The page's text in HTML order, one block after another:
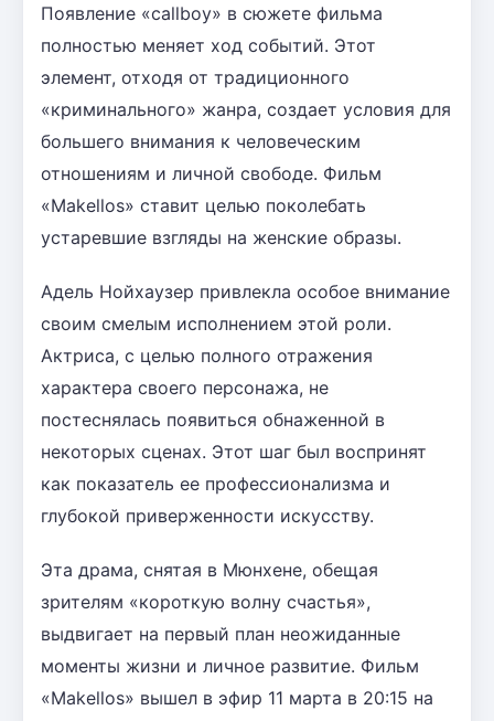
Появление «callboy» в сюжете фильма
полностью меняет ход событий. Этот
элемент, отходя от традиционного
«криминального» жанра, создает условия для
большего внимания к человеческим
отношениям и личной свободе. Фильм
«Makellos» ставит целью поколебать
устаревшие взгляды на женские образы.
Адель Нойхаузер привлекла особое внимание
своим смелым исполнением этой роли.
Актриса, с целью полного отражения
характера своего персонажа, не
постеснялась появиться обнаженной в
некоторых сценах. Этот шаг был воспринят
как показатель ее профессионализма и
глубокой приверженности искусству.
Эта драма, снятая в Мюнхене, обещая
зрителям «короткую волну счастья»,
выдвигает на первый план неожиданные
моменты жизни и личное развитие. Фильм
«Makellos» вышел в эфир 11 марта в 20:15 на